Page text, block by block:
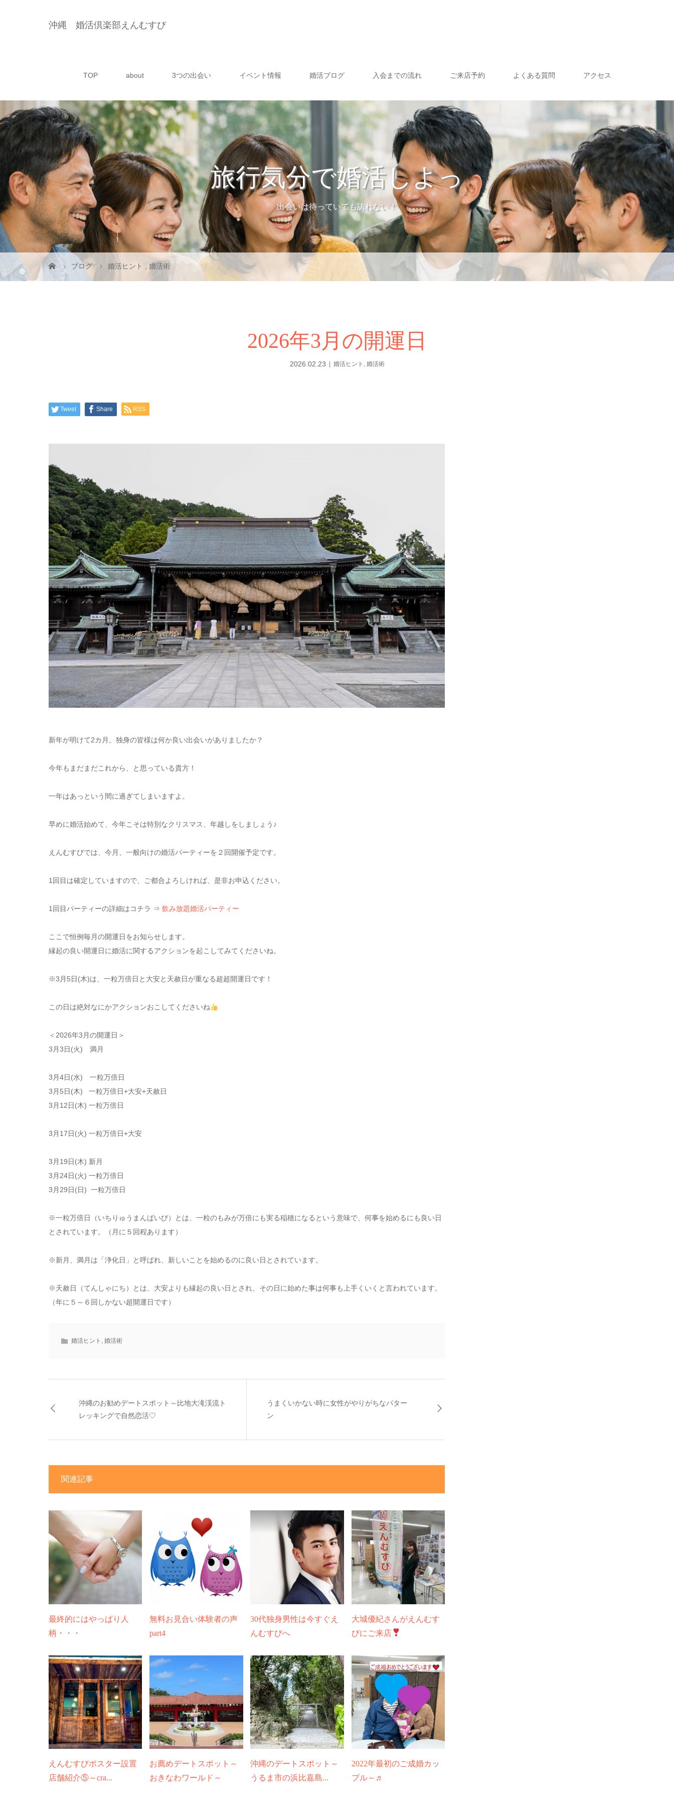
沖縄 婚活倶楽部えんむすび
TOP about 3つの出会い イベント情報 婚活ブログ 入会までの流れ ご来店予約 よくある質問 アクセス
旅行気分で婚活しよっ
出会いは待っていても訪れない！
ブログ 婚活ヒント 婚活術
2026年3月の開運日
2026.02.23 婚活ヒント , 婚活術
Tweet Share RSS
新年が明けて2カ月。独身の皆様は何か良い出会いがありましたか？
今年もまだまだこれから、と思っている貴方！
一年はあっという間に過ぎてしまいますよ。
早めに婚活始めて、今年こそは特別なクリスマス、年越しをしましょう♪
えんむすびでは、今月、一般向けの婚活パーティーを２回開催予定です。
1回目は確定していますので、ご都合よろしければ、是非お申込ください。
1回目パーティーの詳細はコチラ ⇒ 飲み放題婚活パーティー
ここで恒例毎月の開運日をお知らせします。
縁起の良い開運日に婚活に関するアクションを起こしてみてくださいね。
※3月5日(木)は、一粒万倍日と大安と天赦日が重なる超超開運日です！
この日は絶対なにかアクションおこしてくださいね
＜2026年3月の開運日＞
3月3日(火) 満月
3月4日(水) 一粒万倍日
3月5日(木) 一粒万倍日+大安+天赦日
3月12日(木) 一粒万倍日
3月17日(火) 一粒万倍日+大安
3月19日(木) 新月
3月24日(火) 一粒万倍日
3月29日(日) 一粒万倍日
※一粒万倍日（いちりゅうまんばいび）とは、一粒のもみが万倍にも実る稲穂になるという意味で、何事を始めるにも良い日
とされています。（月に５回程あります）
※新月、満月は「浄化日」と呼ばれ、新しいことを始めるのに良い日とされています。
※天赦日（てんしゃにち）とは、大安よりも縁起の良い日とされ、その日に始めた事は何事も上手くいくと言われています。
（年に５～６回しかない超開運日です）
婚活ヒント , 婚活術
沖縄のお勧めデートスポット～比地大滝渓流ト
レッキングで自然恋活♡
うまくいかない時に女性がやりがちなパター
ン
関連記事
最終的にはやっぱり人
柄・・・
無料お見合い体験者の声
part4
30代独身男性は今すぐえ
んむすびへ
大城優紀さんがえんむす
びにご来店
えんむすびポスター設置
店舗紹介⑤～cra...
お薦めデートスポット～
おきなわワールド～
沖縄のデートスポット～
うるま市の浜比嘉島...
2022年最初のご成婚カッ
プル～♬